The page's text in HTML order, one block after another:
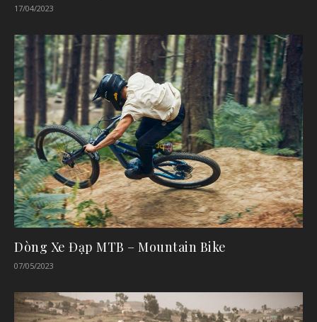
17/04/2023
Dòng Xe Đạp MTB – Mountain Bike
07/05/2023